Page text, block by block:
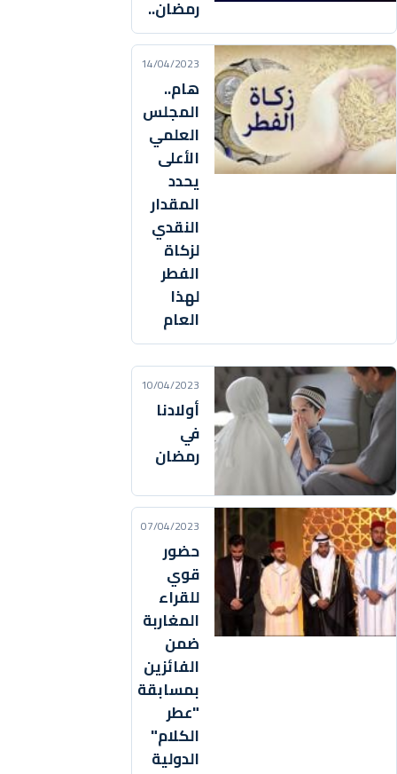
رمضان..
14/04/2023
هام..
المجلس
العلمي
الأعلى
يحدد
المقدار
النقدي
لزكاة
الفطر
لهذا
العام
10/04/2023
أولادنا
في
رمضان
07/04/2023
حضور
قوي
للقراء
المغاربة
ضمن
الفائزين
بمسابقة
"عطر
الكلام"
الدولية